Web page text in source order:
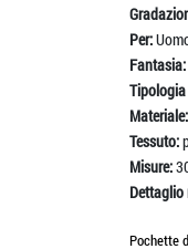
Per:
Fantasia:
Materiale:
Tessuto:
Misure:
Dettaglio
Pochette